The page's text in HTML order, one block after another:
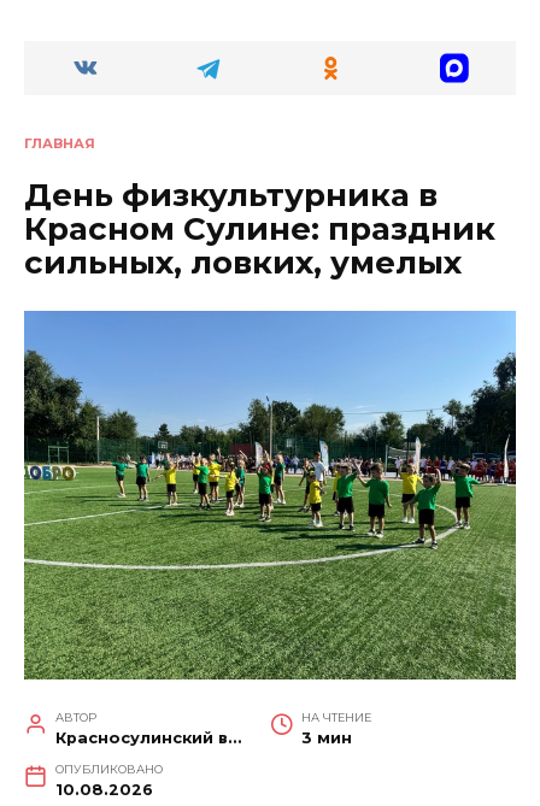
ГЛАВНАЯ
День физкультурника в
Красном Сулине: праздник
сильных, ловких, умелых
АВТОР
Красносулинский вестник
НА ЧТЕНИЕ
3 мин
ОПУБЛИКОВАНО
10.08.2026